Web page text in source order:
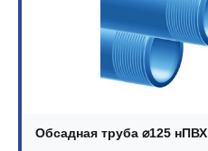
Обсадная труба ⌀125 нПВХ